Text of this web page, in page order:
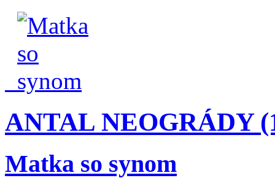
ANTAL NEOGRÁDY
Matka so synom